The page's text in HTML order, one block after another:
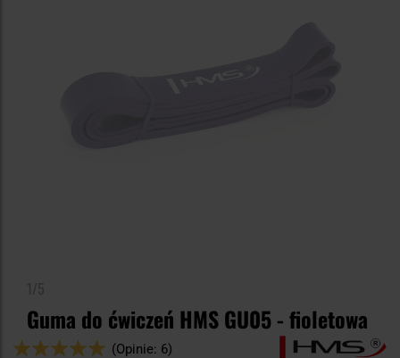
Guma do ćwiczeń HMS GU05 - fioletowa
Ocena:
(Opinie: 6)